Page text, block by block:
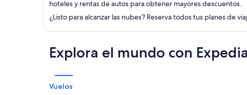
hoteles y rentas de autos para obtener mayores descuentos.
¿Listo para alcanzar las nubes? Reserva todos tus planes de
Explora el mundo con Expedia
Vuelos